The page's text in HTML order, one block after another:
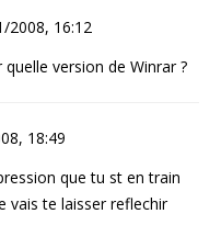
2008, 16:12
version de Winrar ?
18:49
que tu st en train
vais te laisser reflechir